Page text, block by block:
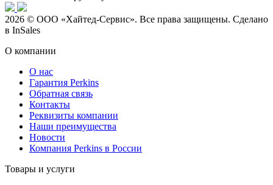
2026 © ООО «Хайтед-Сервис». Все права защищены. Сделано
в InSales
О компании
О нас
Гарантия Perkins
Обратная связь
Контакты
Реквизиты компании
Наши преимущества
Новости
Компания Perkins в России
Товары и услуги